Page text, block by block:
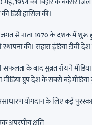
डिग्री हासिल की।
जगत से नाता 1970 के दशक में
स्थापना की। सहारा इंडिया टीवी
सफलता के बाद सुब्रत रॉय ने
ग्रुप देश के सबसे बड़े मीडिया
योगदान के लिए कई